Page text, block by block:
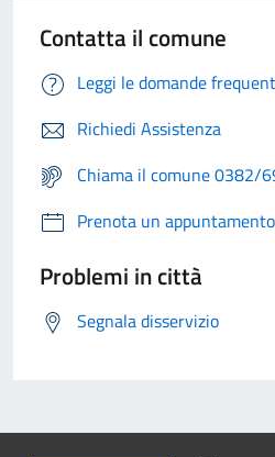
Contatta il comune
Leggi le domande
Richiedi Assistenza
Chiama il comune 0382/
Prenota un appuntamento
Problemi in città
Segnala disservizio